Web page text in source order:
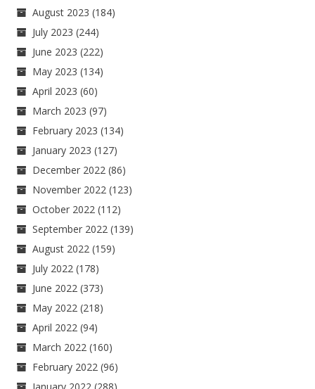
August 2023 (184)
July 2023 (244)
June 2023 (222)
May 2023 (134)
April 2023 (60)
March 2023 (97)
February 2023 (134)
January 2023 (127)
December 2022 (86)
November 2022 (123)
October 2022 (112)
September 2022 (139)
August 2022 (159)
July 2022 (178)
June 2022 (373)
May 2022 (218)
April 2022 (94)
March 2022 (160)
February 2022 (96)